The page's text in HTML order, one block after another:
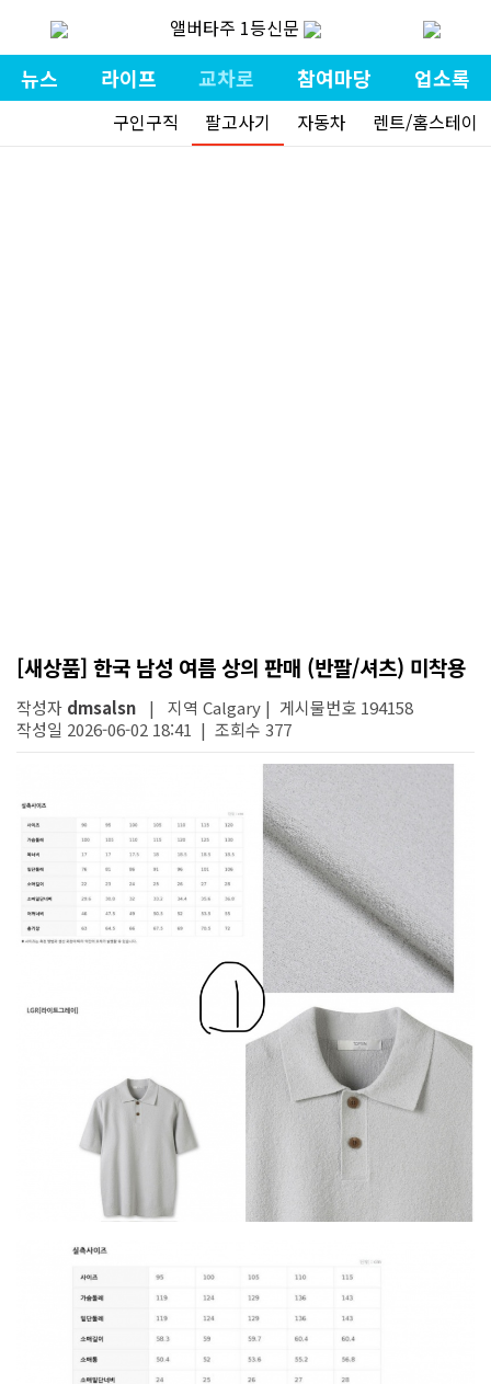
앨버타주 1등신문
뉴스 라이프 교차로 참여마당 업소록
구인구직 팔고사기 자동차 렌트/홈스테이
[새상품] 한국 남성 여름 상의 판매 (반팔/셔츠) 미착용
작성자 dmsalsn | 지역 Calgary | 게시물번호 194158
작성일 2026-06-02 18:41 | 조회수 377